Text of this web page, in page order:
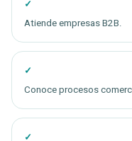
Atiende empresas B2B.
Conoce procesos